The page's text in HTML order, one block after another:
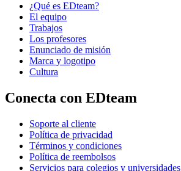
¿Qué es EDteam?
El equipo
Trabajos
Los profesores
Enunciado de misión
Marca y logotipo
Cultura
Conecta con EDteam
Soporte al cliente
Política de privacidad
Términos y condiciones
Política de reembolsos
Servicios para colegios y universidades